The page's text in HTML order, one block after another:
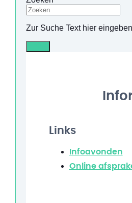
Zur Suche Text hier
Links
Infoavonden
Online